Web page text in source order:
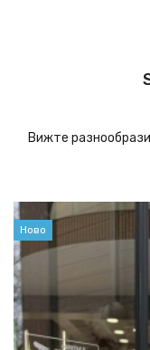
Вижте
Ново